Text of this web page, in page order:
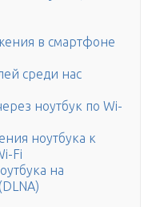
в смартфоне
среди нас
ноутбук по Wi-
ноутбука к
Fi
на